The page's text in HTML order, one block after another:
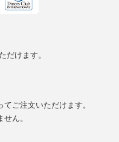
だけます。
ご注文いただけます。
ん。